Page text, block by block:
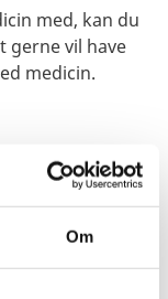
Om
med, kan du
gerne vil have
medicin.
er
af medicin -